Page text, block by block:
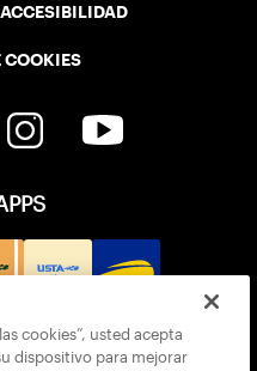
COOKIES
cookies”, usted acepta
dispositivo para mejorar